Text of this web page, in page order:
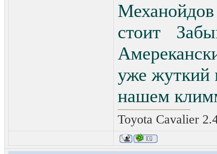
стоит
уже жуткий
нашем
Toyota Cavalier